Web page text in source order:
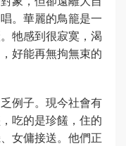
。華麗的鳥籠是一
牠感到很寂寞，渴
好能再無拘無束的
例子。現今社會有
吃的是珍饈，住的
女傭接送。他們正